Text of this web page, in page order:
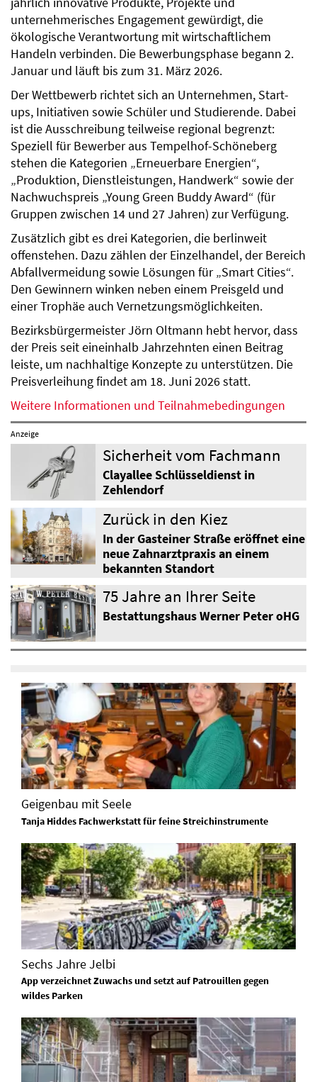
unternehmerisches Engagement gewürdigt, die
ökologische Verantwortung mit wirtschaftlichem
Handeln verbinden. Die Bewerbungsphase begann 2.
Januar und läuft bis zum 31. März 2026.
Der Wettbewerb richtet sich an Unternehmen, Start-
ups, Initiativen sowie Schüler und Studierende. Dabei
ist die Ausschreibung teilweise regional begrenzt:
Speziell für Bewerber aus Tempelhof-Schöneberg
stehen die Kategorien „Erneuerbare Energien“,
„Produktion, Dienstleistungen, Handwerk“ sowie der
Nachwuchspreis „Young Green Buddy Award“ (für
Gruppen zwischen 14 und 27 Jahren) zur Verfügung.
Zusätzlich gibt es drei Kategorien, die berlinweit
offenstehen. Dazu zählen der Einzelhandel, der Bereich
Abfallvermeidung sowie Lösungen für „Smart Cities“.
Den Gewinnern winken neben einem Preisgeld und
einer Trophäe auch Vernetzungsmöglichkeiten.
Bezirksbürgermeister Jörn Oltmann hebt hervor, dass
der Preis seit eineinhalb Jahrzehnten einen Beitrag
leiste, um nachhaltige Konzepte zu unterstützen. Die
Preisverleihung findet am 18. Juni 2026 statt.
Weitere Informationen und Teilnahmebedingungen
Anzeige
Sicherheit vom Fachmann
Clayallee Schlüsseldienst in
Zehlendorf
Zurück in den Kiez
In der Gasteiner Straße eröffnet eine
neue Zahnarztpraxis an einem
bekannten Standort
75 Jahre an Ihrer Seite
Bestattungshaus Werner Peter oHG
Geigenbau mit Seele
Tanja Hiddes Fachwerkstatt für feine Streichinstrumente
Sechs Jahre Jelbi
App verzeichnet Zuwachs und setzt auf Patrouillen gegen
wildes Parken